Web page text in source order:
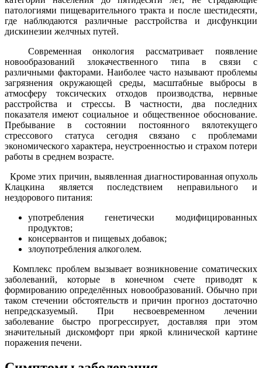
патологиями пищеварительного тракта и после шестидесяти,
где наблюдаются различные расстройства и дисфункции
дискинезии желчных путей.
Современная онкология рассматривает появление
новообразований злокачественного типа в связи с
различными факторами. Наиболее часто называют проблемы
загрязнения окружающей среды, масштабные выбросы в
атмосферу токсических отходов производства, нервные
расстройства и стрессы. В частности, два последних
показателя имеют социальное и общественное обоснование.
Пребывание в состоянии постоянного вялотекущего
стрессового статуса сегодня связано с проблемами
экономического характера, неустроенностью и страхом потери
работы в среднем возрасте.
Кроме этих причин, выявленная диагностированная опухоль
Клацкина является последствием неправильного и
нездорового питания:
употребления генетически модифицированных
продуктов;
консервантов и пищевых добавок;
злоупотребления алкоголем.
Комплекс проблем вызывает возникновение соматических
заболеваний, которые в конечном счете приводят к
формированию определённых новообразований. Обычно при
таком стечении обстоятельств и причин прогноз достаточно
непредсказуемый. При несвоевременном лечении
заболевание быстро прогрессирует, доставляя при этом
значительный дискомфорт при яркой клинической картине
поражения печени.